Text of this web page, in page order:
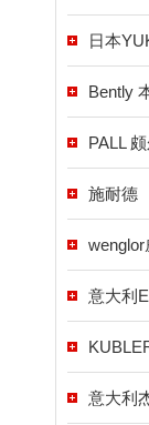
日本
Bently
PALL
施耐德
wenglor
意大利
意大利